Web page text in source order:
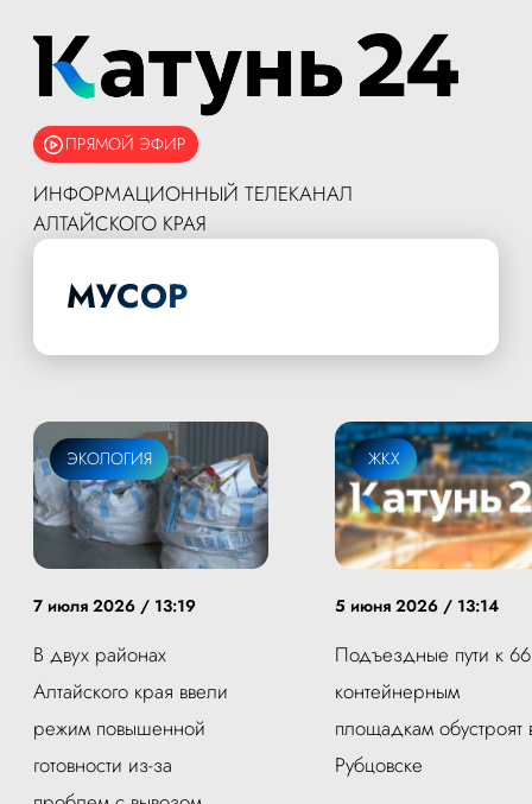
ПРЯМОЙ ЭФИР
ИНФОРМАЦИОННЫЙ ТЕЛЕКАНАЛ
АЛТАЙСКОГО КРАЯ
МУСОР
ЭКОЛОГИЯ
7 июля 2026 / 13:19
В двух районах
Алтайского края ввели
режим повышенной
готовности из-за
ЖКХ
5 июня 2026 / 13:14
Подъездные пути к 66
контейнерным
площадкам обустроят
Рубцовске